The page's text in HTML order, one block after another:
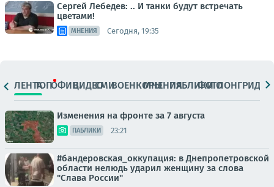
Сергей Лебедев: .. И танки будут встречать
цветами!
МНЕНИЯ Сегодня, 19:35
ЛЕНТАТОПОФИЦ.ВИДЕОСМИВОЕНКОРЫМНЕНИЯПАБЛИКИ
ФОТОЛОНГРИДЫ
Изменения на фронте за 7 августа
ПАБЛИКИ 23:21
#бандеровская_оккупация: в Днепропетровской
области нелюдь ударил женщину за слова
"Слава России"